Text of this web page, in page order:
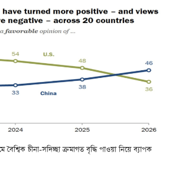
চীনা-সদিচ্ছা ক্রমাগত বৃদ্ধি পাওয়া নিয়ে ব্যাপক